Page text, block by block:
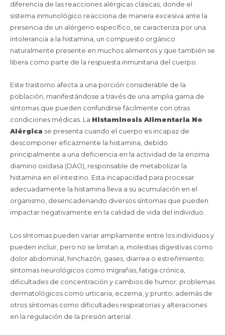
diferencia de las reacciones alérgicas clásicas, donde el
sistema inmunológico reacciona de manera excesiva ante la
presencia de un alérgeno específico, se caracteriza por una
intolerancia a la histamina, un compuesto orgánico
naturalmente presente en muchos alimentos y que también se
libera como parte de la respuesta inmunitaria del cuerpo.
Este trastorno afecta a una porción considerable de la
población, manifestándose a través de una amplia gama de
síntomas que pueden confundirse fácilmente con otras
condiciones médicas. La Histaminosis Alimentaria No
Alérgica se presenta cuando el cuerpo es incapaz de
descomponer eficazmente la histamina, debido
principalmente a una deficiencia en la actividad de la enzima
diamino oxidasa (DAO), responsable de metabolizar la
histamina en el intestino. Esta incapacidad para procesar
adecuadamente la histamina lleva a su acumulación en el
organismo, desencadenando diversos síntomas que pueden
impactar negativamente en la calidad de vida del individuo.
Los síntomas pueden variar ampliamente entre los individuos y
pueden incluir, pero no se limitan a, molestias digestivas como
dolor abdominal, hinchazón, gases, diarrea o estreñimiento;
síntomas neurológicos como migrañas, fatiga crónica,
dificultades de concentración y cambios de humor; problemas
dermatológicos como urticaria, eczema, y prurito; además de
otros síntomas como dificultades respiratorias y alteraciones
en la regulación de la presión arterial.